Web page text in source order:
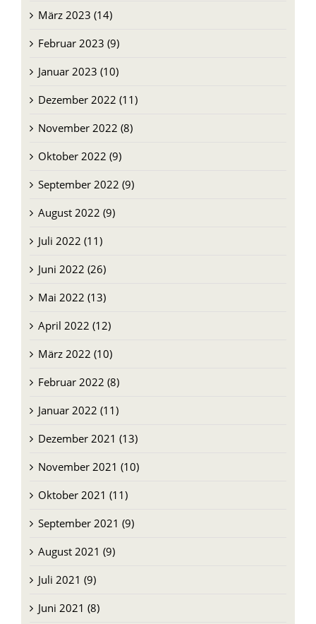
März 2023 (14)
Februar 2023 (9)
Januar 2023 (10)
Dezember 2022 (11)
November 2022 (8)
Oktober 2022 (9)
September 2022 (9)
August 2022 (9)
Juli 2022 (11)
Juni 2022 (26)
Mai 2022 (13)
April 2022 (12)
März 2022 (10)
Februar 2022 (8)
Januar 2022 (11)
Dezember 2021 (13)
November 2021 (10)
Oktober 2021 (11)
September 2021 (9)
August 2021 (9)
Juli 2021 (9)
Juni 2021 (8)